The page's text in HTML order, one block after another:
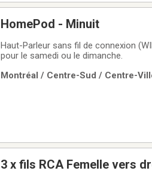
HomePod - Minuit
Haut-Parleur sans fil de connexion
pour le samedi ou le dimanche.
Montréal / Centre-Sud / Centre-
3 x fils RCA